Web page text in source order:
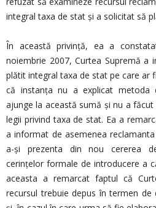
integral taxa de stat și a solicitat să
În această privință, ea a
noiembrie 2007, Curtea Supremă a
plătit integral taxa de stat pe care ar
că instanța nu a explicat metoda
ajunge la această sumă și nu a
legii privind taxa de stat. Ea a
a informat de asemenea
a-și prezenta din nou cererea
cerințelor formale de introducere a
aceasta a remarcat faptul că
recursul trebuie depus în termen